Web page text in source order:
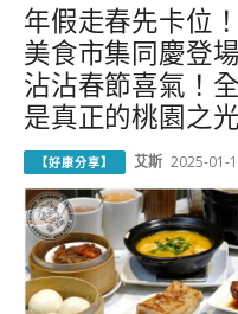
年假走春先卡位
美食市集同慶登
沾沾春節喜氣！
是真正的桃園之光
【好康分享】 艾斯 2025-01-